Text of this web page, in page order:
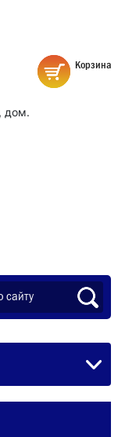
дом.
Корзина